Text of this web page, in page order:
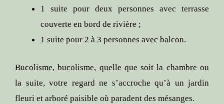
1 suite pour deux personnes avec terrasse
couverte en bord de rivière ;
1 suite pour 2 à 3 personnes avec balcon.
Bucolisme, bucolisme, quelle que soit la chambre ou
la suite, votre regard ne s’accroche qu’à un jardin
fleuri et arboré paisible où paradent des mésanges.